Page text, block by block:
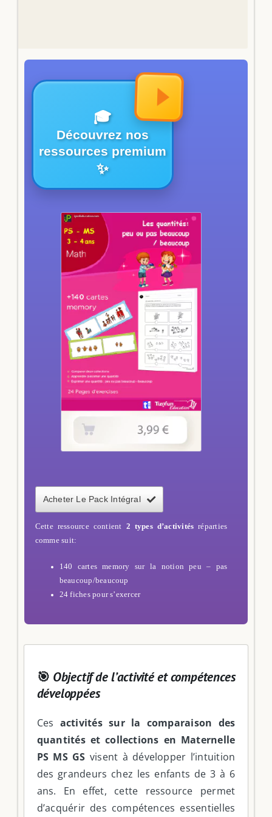
🎓
Découvrez nos
ressources premium
✨
Acheter Le Pack Intégral
Cette ressource contient 2 types d’activités réparties
comme suit:
140 cartes memory sur la notion peu – pas
beaucoup/beaucoup
24 fiches pour s’exercer
🎯 Objectif de l’activité et compétences
développées
Ces activités sur la comparaison des
quantités et collections en Maternelle
PS MS GS visent à développer l’intuition
des grandeurs chez les enfants de 3 à 6
ans. En effet, cette ressource permet
d’acquérir des compétences essentielles